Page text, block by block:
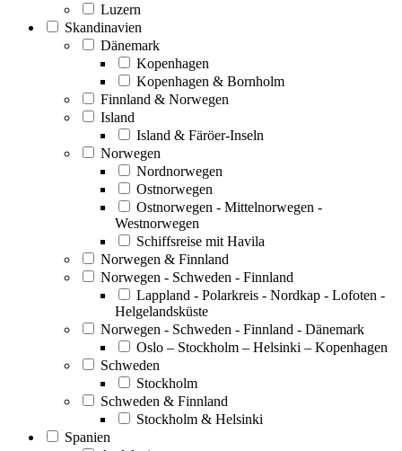
Luzern
Skandinavien
Dänemark
Kopenhagen
Kopenhagen & Bornholm
Finnland & Norwegen
Island
Island & Färöer-Inseln
Norwegen
Nordnorwegen
Ostnorwegen
Ostnorwegen - Mittelnorwegen -
Westnorwegen
Schiffsreise mit Havila
Norwegen & Finnland
Norwegen - Schweden - Finnland
Lappland - Polarkreis - Nordkap - Lofoten -
Helgelandsküste
Norwegen - Schweden - Finnland - Dänemark
Oslo – Stockholm – Helsinki – Kopenhagen
Schweden
Stockholm
Schweden & Finnland
Stockholm & Helsinki
Spanien